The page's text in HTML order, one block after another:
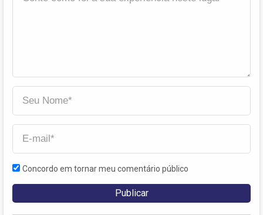
Concordo em tornar meu comentário público